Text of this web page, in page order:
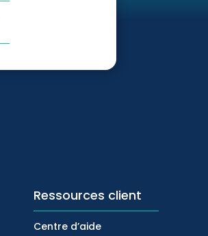
Ressources client
Centre d’aide